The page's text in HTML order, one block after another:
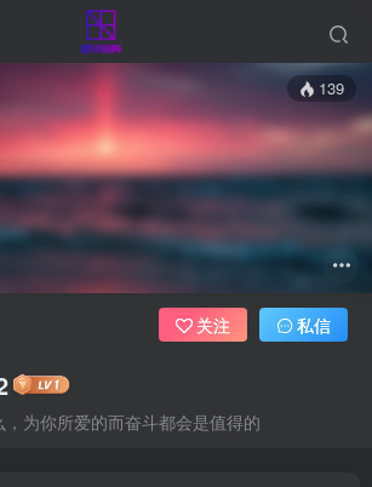
139
为你所爱的而奋斗都会是值得的
关注 私信